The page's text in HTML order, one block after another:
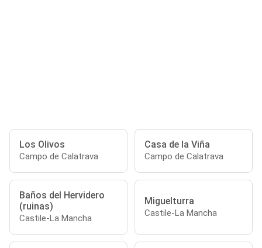
Los Olivos
Campo de Calatrava
Casa de la Viña
Campo de Calatrava
Baños del Hervidero
(ruinas)
Castile-La Mancha
Miguelturra
Castile-La Mancha